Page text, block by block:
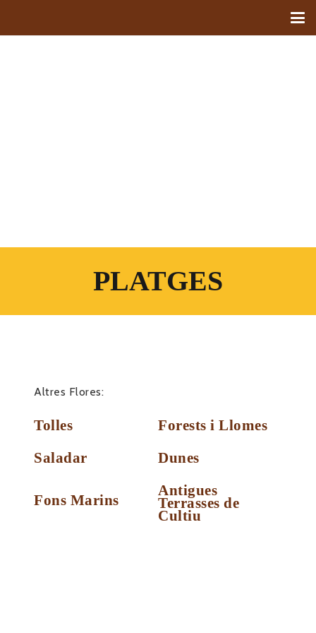
PLATGES
Altres Flores:
Tolles
Forests i Llomes
Saladar
Dunes
Fons Marins
Antigues
Terrasses de
Cultiu